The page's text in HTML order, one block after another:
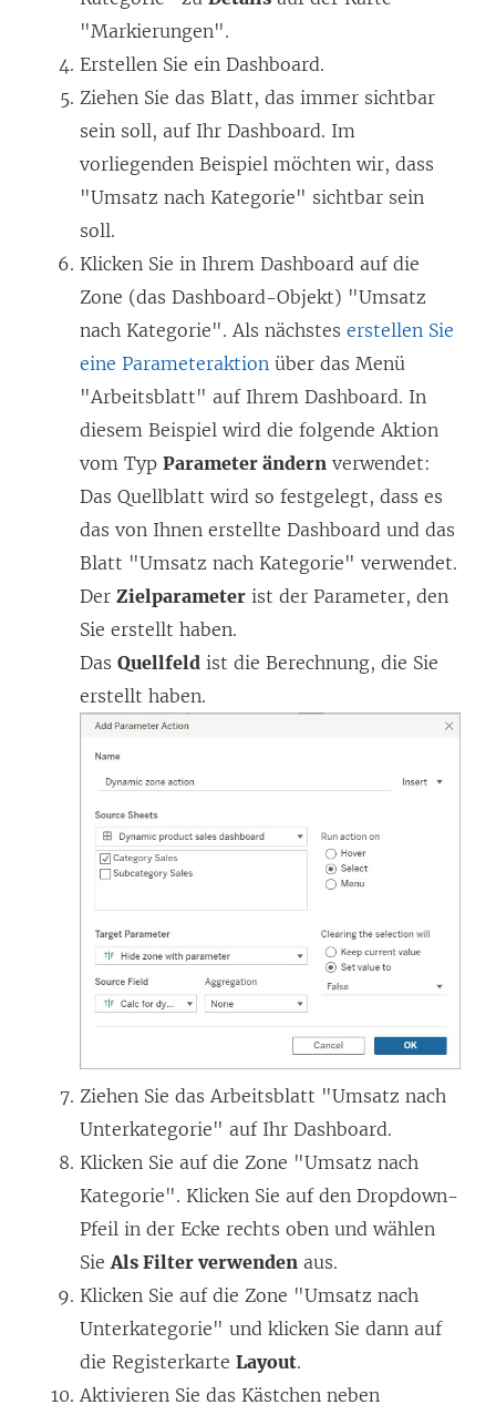
"Markierungen".
Erstellen Sie ein Dashboard.
Ziehen Sie das Blatt, das immer sichtbar
sein soll, auf Ihr Dashboard. Im
vorliegenden Beispiel möchten wir, dass
"Umsatz nach Kategorie" sichtbar sein
soll.
Klicken Sie in Ihrem Dashboard auf die
Zone (das Dashboard-Objekt) "Umsatz
nach Kategorie". Als nächstes erstellen Sie
eine Parameteraktion über das Menü
"Arbeitsblatt" auf Ihrem Dashboard. In
diesem Beispiel wird die folgende Aktion
vom Typ Parameter ändern verwendet:
Das Quellblatt wird so festgelegt, dass es
das von Ihnen erstellte Dashboard und das
Blatt "Umsatz nach Kategorie" verwendet.
Der Zielparameter ist der Parameter, den
Sie erstellt haben.
Das Quellfeld ist die Berechnung, die Sie
erstellt haben.
Ziehen Sie das Arbeitsblatt "Umsatz nach
Unterkategorie" auf Ihr Dashboard.
Klicken Sie auf die Zone "Umsatz nach
Kategorie". Klicken Sie auf den Dropdown-
Pfeil in der Ecke rechts oben und wählen
Sie Als Filter verwenden aus.
Klicken Sie auf die Zone "Umsatz nach
Unterkategorie" und klicken Sie dann auf
die Registerkarte Layout.
Aktivieren Sie das Kästchen neben